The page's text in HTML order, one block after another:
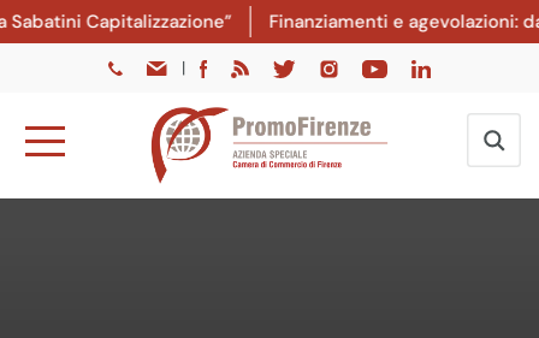
Capitalizzazione” Finanziamenti e agevolazioni:
|